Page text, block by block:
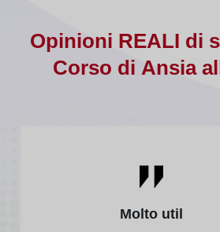
Opinioni REALI di
Corso di Ansia
Molto util